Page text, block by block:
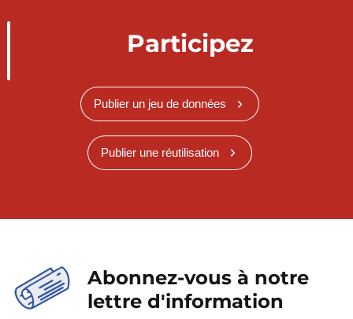
Participez
Publier un jeu de données
Publier une réutilisation
Abonnez-vous à notre
lettre d'information